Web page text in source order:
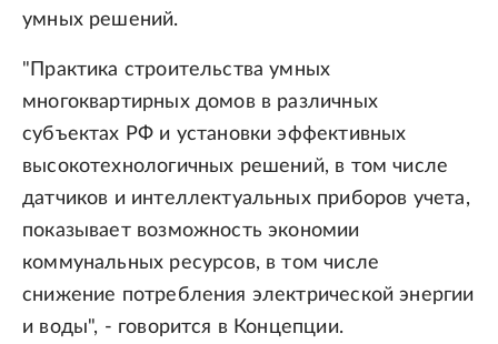
умных решений.
"Практика строительства умных
многоквартирных домов в различных
субъектах РФ и установки эффективных
высокотехнологичных решений, в том числе
датчиков и интеллектуальных приборов учета,
показывает возможность экономии
коммунальных ресурсов, в том числе
снижение потребления электрической энергии
и воды", - говорится в Концепции.